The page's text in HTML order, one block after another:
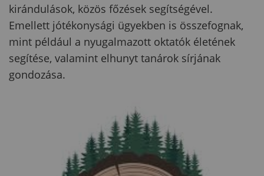
kirándulások, közös főzések segítségével.
Emellett jótékonysági ügyekben is összefognak,
mint például a nyugalmazott oktatók életének
segítése, valamint elhunyt tanárok sírjának
gondozása.